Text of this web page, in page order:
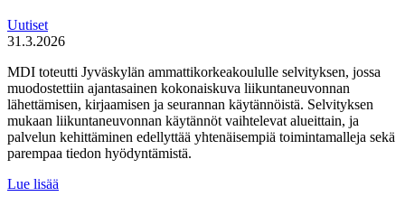
Uutiset
31.3.2026
MDI toteutti Jyväskylän ammattikorkeakoululle selvityksen, jossa
muodostettiin ajantasainen kokonaiskuva liikuntaneuvonnan
lähettämisen, kirjaamisen ja seurannan käytännöistä. Selvityksen
mukaan liikuntaneuvonnan käytännöt vaihtelevat alueittain, ja
palvelun kehittäminen edellyttää yhtenäisempiä toimintamalleja sekä
parempaa tiedon hyödyntämistä.
Lue lisää